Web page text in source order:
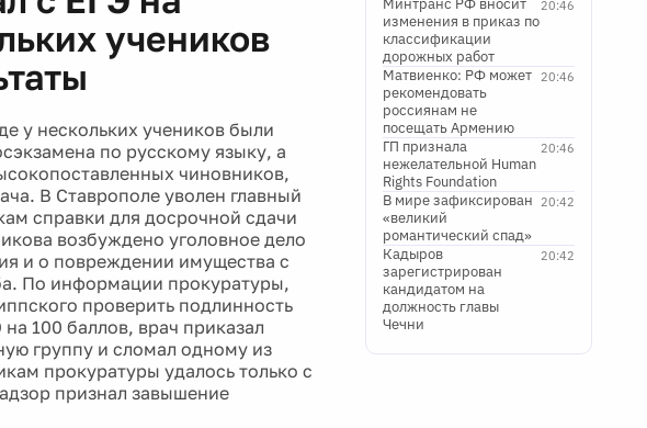
учеников
у нескольких учеников были
по русскому языку, а
чиновников,
В Ставрополе уволен главный
справки для досрочной сдачи
возбуждено уголовное дело
и о повреждении имущества с
По информации прокуратуры,
проверить подлинность
100 баллов, врач приказал
группу и сломал одному из
прокуратуры удалось только с
признал завышение
20:46
Минтранс РФ вносит
изменения в приказ по
классификации
дорожных работ
20:46
Матвиенко: РФ может
рекомендовать
россиянам не
посещать Армению
20:46
ГП признала
нежелательной Human
Rights Foundation
20:42
В мире зафиксирован
«великий
романтический спад»
20:42
Кадыров
зарегистрирован
кандидатом на
должность главы
Чечни